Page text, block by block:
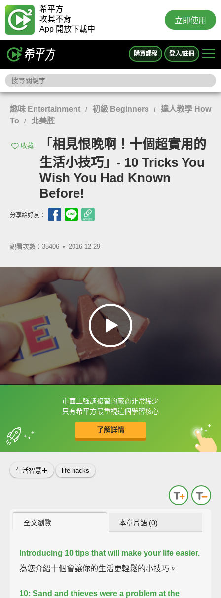
希平方
攻其不背
App 開放下載中
立即使用
購買課程 登入/註冊
趣味 Entertainment / 初級 Beginners /
達人教學 How
To
/ 北美腔
收藏
「相見恨晚啊！十個超實用的
生活小技巧」- 10 Tricks You
Wish You Had Known
Before!
分享給好友：
觀看次數：35406 • 2016-12-29
市面上強調複習的廠商非常稀少
只有希平方最重視這個學習核心
了解詳情
框選或點兩下字幕可以直接查字典喔！
收錄佳句 中
英
生活智慧王 life hacks
全文瀏覽 本章片語 (0)
Introducing 10 tips that will make your life easier.
為您介紹十個會讓你的生活更輕鬆的小技巧。
10: Sand and thieves were a problem at the